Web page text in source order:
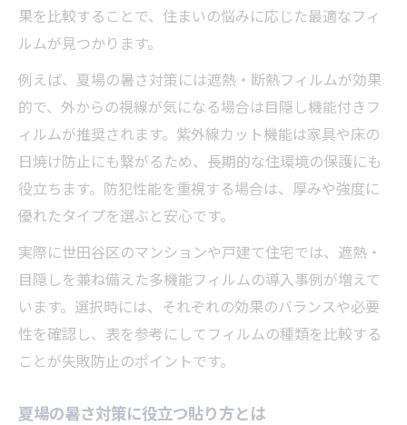
果を比較することで、住まいの悩みに応じた最適なフィ
ルムが見つかります。
例えば、夏場の暑さ対策には遮熱・断熱フィルムが効果
的で、外からの視線が気になる場合は目隠し機能付きフ
ィルムが推奨されます。紫外線カット機能は家具や床の
日焼け防止にも繋がるため、長期的な住環境の保護にも
役立ちます。防犯性能を重視する場合は、厚みや強度に
優れたタイプを選ぶと安心です。
実際に世田谷区のマンションや戸建て住宅では、遮熱・
目隠しを兼ね備えた多機能フィルムの導入事例が増えて
います。選択時には、それぞれの効果のバランスや必要
性を確認し、表を参考にしてフィルムの種類を比較する
ことが失敗防止のポイントです。
夏場の暑さ対策に役立つ貼り方とは